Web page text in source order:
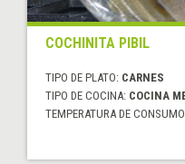
COCHINITA PIBIL
TIPO DE PLATO: CARNES
TIPO DE COCINA: COCINA
TEMPERATURA DE